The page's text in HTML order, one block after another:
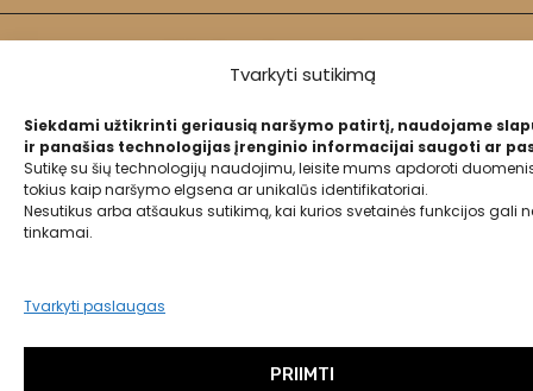
Tvarkyti sutikimą
Siekdami užtikrinti geriausią naršymo patirtį, naudojame
ir panašias technologijas įrenginio informacijai saugoti ar
Sutikę su šių technologijų naudojimu, leisite mums apdoroti
tokius kaip naršymo elgsena ar unikalūs identifikatoriai.
Nesutikus arba atšaukus sutikimą, kai kurios svetainės funkcijos gali
tinkamai.
Tvarkyti paslaugas
PRIIMTI
Privatumo politika
Slapukų politika